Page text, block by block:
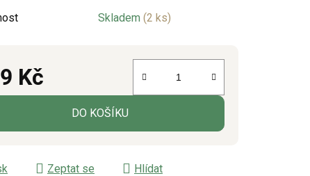
Skladem (2 ks)
Kč
cena:
DO KOŠÍKU
Zeptat se
Hlídat